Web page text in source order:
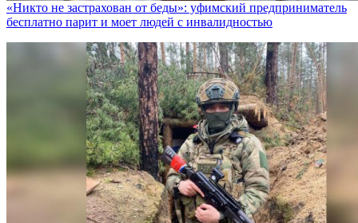
«Никто не заcтрахован от беды»: уфимский предприниматель
бесплатно парит и моет людей с инвалидностью